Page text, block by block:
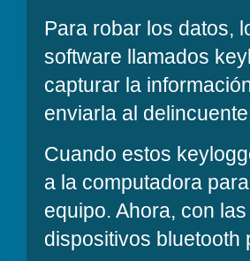
Para robar los datos,
software llamados
capturar la
enviarla al
Cuando estos
a la computadora
equipo. Ahora, con
dispositivos bluetooth